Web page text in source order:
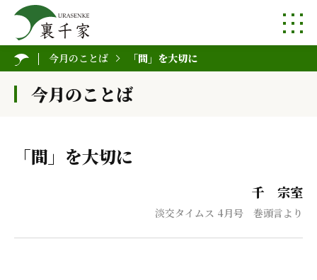
今月のことば 「間」を大切に
今月のことば
「間」を大切に
千 宗室
淡交タイムス 4月号 巻頭言より